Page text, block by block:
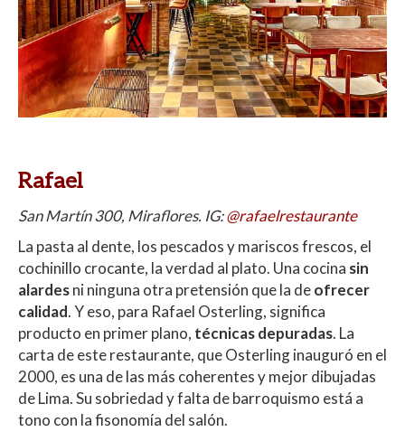
Rafael
San Martín 300, Miraflores. IG:@rafaelrestaurante
La pasta al dente, los pescados y mariscos frescos, el
cochinillo crocante, la verdad al plato. Una cocina sin
alardesni ninguna otra pretensión que la deofrecer
calidad. Y eso, para Rafael Osterling, significa
producto en primer plano, técnicas depuradas. La
carta de este restaurante, que Osterling inauguró en el
2000, es una de las más coherentes y mejor dibujadas
de Lima. Su sobriedad y falta de barroquismo está a
tono con la fisonomía del salón.